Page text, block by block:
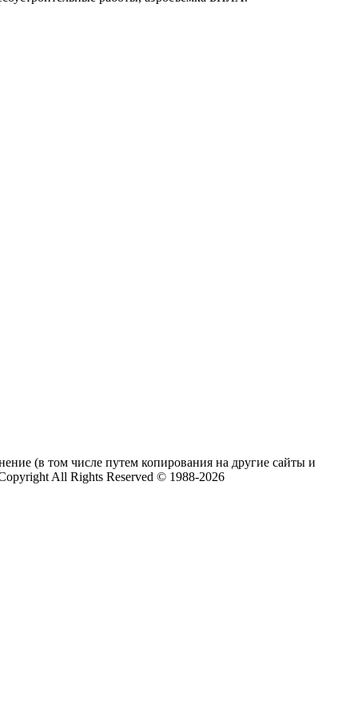
(в том числе путем копирования на другие сайты и
All Rights Reserved © 1988-2026